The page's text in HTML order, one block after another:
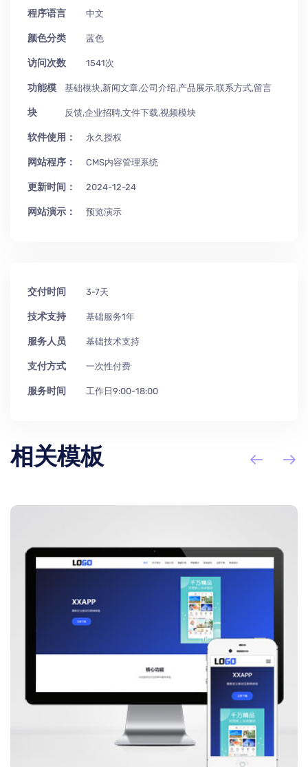
程序语言 中文
颜色分类 蓝色
访问次数 1541次
功能模
块
基础模块,新闻文章,公司介绍,产品展示,联系方式,留言
反馈,企业招聘,文件下载,视频模块
软件使用： 永久授权
网站程序： CMS内容管理系统
更新时间： 2024-12-24
网站演示： 预览演示
交付时间 3-7天
技术支持 基础服务1年
服务人员 基础技术支持
支付方式 一次性付费
服务时间 工作日9:00-18:00
相关模板